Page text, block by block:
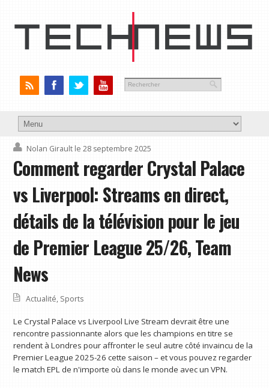
Nolan Girault le 28 septembre 2025
Comment regarder Crystal Palace
vs Liverpool: Streams en direct,
détails de la télévision pour le jeu
de Premier League 25/26, Team
News
Actualité, Sports
Le Crystal Palace vs Liverpool Live Stream devrait être une
rencontre passionnante alors que les champions en titre se
rendent à Londres pour affronter le seul autre côté invaincu de la
Premier League 2025-26 cette saison – et vous pouvez regarder
le match EPL de n'importe où dans le monde avec un VPN.